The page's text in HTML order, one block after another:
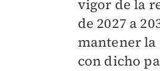
vigor de la
de 2027 a
mantener
con dicho